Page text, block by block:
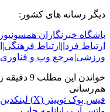
دیگر رسانه های کشور:
باشگاه خبرنگاران همسونیوز
ارتباط فردا | ارتباط فرهنگی|
ورزشی|مرجع وب و فناوری
خواندن این مطلب 9 دقیقه زمان میبرد
هم‌رسانی
فیس بوک توییتر (X) لینکدین